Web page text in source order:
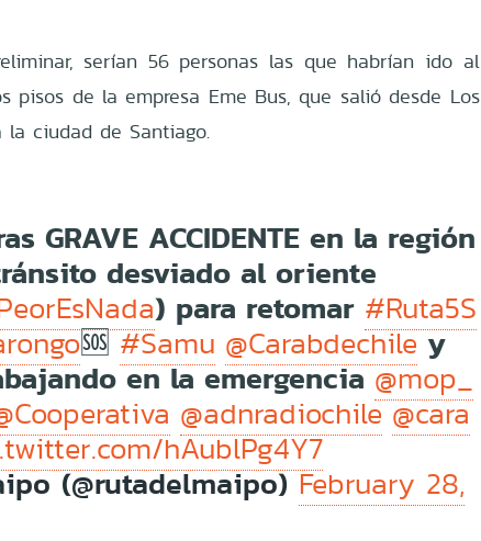
serían 56 personas las que habrían ido al
pisos de la empresa Eme Bus, que salió desde Los
ciudad de Santiago.
GRAVE ACCIDENTE en la región
desviado al oriente
) para retomar #Ruta5S
🆘#Samu @Carabdechiley
en la emergencia@mop_
@adnradiochile @cara
hAublPg4Y7
(@rutadelmaipo)February 28,